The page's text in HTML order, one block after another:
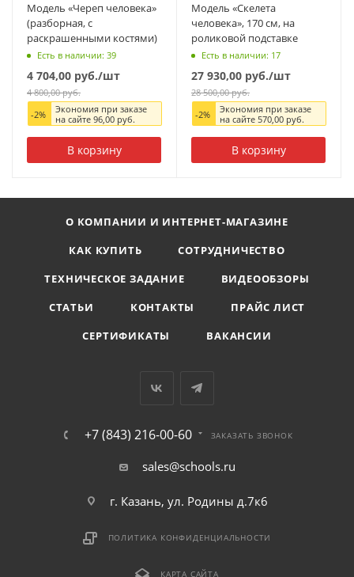
Модель «Череп человека»
(разборная, с
раскрашенными костями)
Есть в наличии: 39
4 704,00 руб./шт
4 800,00руб.
-2%
Экономия при заказе
на сайте 96,00руб.
В корзину
Модель «Скелета
человека», 170 см, на
роликовой подставке
Есть в наличии: 17
27 930,00 руб./шт
28 500,00руб.
-2%
Экономия при заказе
на сайте 570,00руб.
В корзину
О КОМПАНИИ И ИНТЕРНЕТ-МАГАЗИНЕ
КАК КУПИТЬ
СОТРУДНИЧЕСТВО
ТЕХНИЧЕСКОЕ ЗАДАНИЕ
ВИДЕООБЗОРЫ
СТАТЬИ
КОНТАКТЫ
ПРАЙС ЛИСТ
СЕРТИФИКАТЫ
ВАКАНСИИ
+7 (843) 216-00-60 ЗАКАЗАТЬ ЗВОНОК
sales@schools.ru
г. Казань, ул. Родины д.7к6
ПОЛИТИКА КОНФИДЕНЦИАЛЬНОСТИ
КАРТА САЙТА